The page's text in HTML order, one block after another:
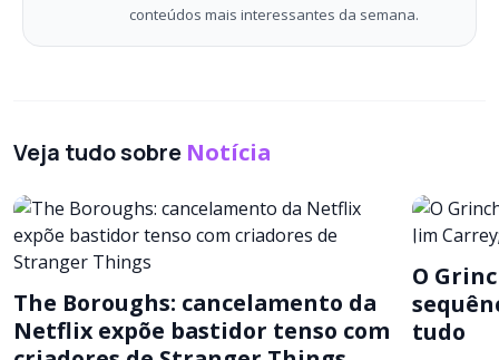
conteúdos mais interessantes da semana.
Veja tudo sobre Notícia
The Boroughs: cancelamento da
Netflix expõe bastidor tenso com
O
tudo